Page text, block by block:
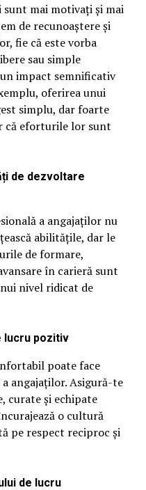
mai motivați și mai
de recunoaștere și
fie că este vorba
sau simple
impact semnificativ
oferirea unui
simplu, dar foarte
că eforturile lor sunt
de dezvoltare
a angajaților nu
abilitățile, dar le
de formare,
în carieră sunt
nivel ridicat de
lucru pozitiv
poate face
angajaților. Asigură-te
curate și echipate
o cultură
pe respect reciproc și
de lucru